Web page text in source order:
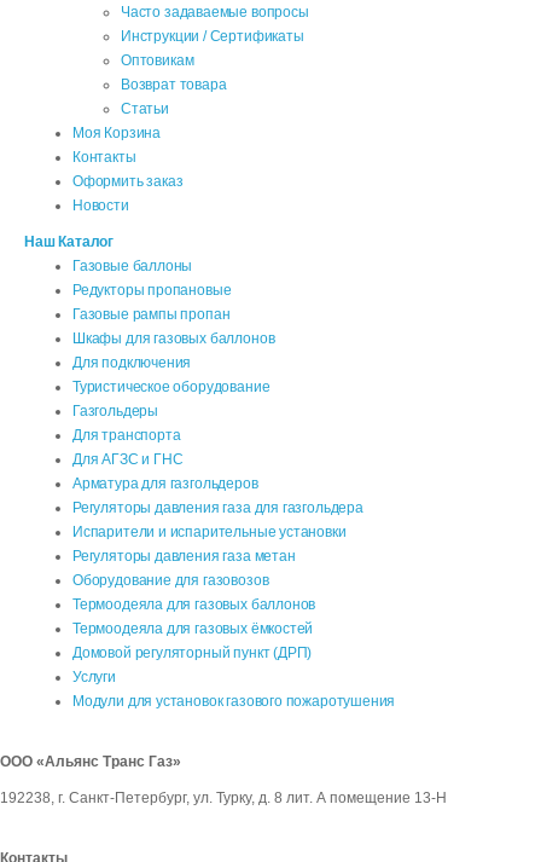
Часто задаваемые вопросы
Инструкции / Сертификаты
Оптовикам
Возврат товара
Статьи
Моя Корзина
Контакты
Оформить заказ
Новости
Наш Каталог
Газовые баллоны
Редукторы пропановые
Газовые рампы пропан
Шкафы для газовых баллонов
Для подключения
Туристическое оборудование
Газгольдеры
Для транспорта
Для АГЗС и ГНС
Арматура для газгольдеров
Регуляторы давления газа для газгольдера
Испарители и испарительные установки
Регуляторы давления газа метан
Оборудование для газовозов
Термоодеяла для газовых баллонов
Термоодеяла для газовых ёмкостей
Домовой регуляторный пункт (ДРП)
Услуги
Модули для установок газового пожаротушения
ООО «Альянс Транс Газ»
192238, г. Санкт-Петербург, ул. Турку, д. 8 лит. А помещение 13-Н
Контакты